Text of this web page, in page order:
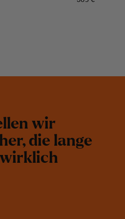
llen wir
her, die lange
wirklich